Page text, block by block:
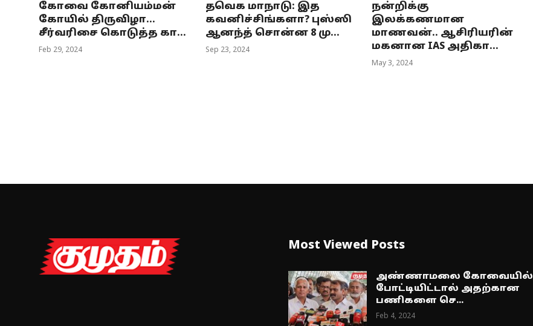
கோவை கோனியம்மன்
கோயில் திருவிழா...
சீர்வரிசை கொடுத்த கா...
Feb 29, 2024
தவெக மாநாடு: இத
கவனிச்சிங்களா? புஸ்ஸி
ஆனந்த் சொன்ன 8 மு...
Sep 23, 2024
நன்றிக்கு
இலக்கணமான
மாணவன்.. ஆசிரியரின்
மகனான IAS அதிகா...
May 3, 2024
Most Viewed Posts
அண்ணாமலை கோவையில்
போட்டியிட்டால் அதற்கான
பணிகளை செ...
Feb 4, 2024